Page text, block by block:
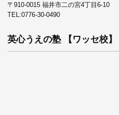
〒910-0015 福井市二の宮4丁目6-10
TEL:0776-30-0490
英心うえの塾 【ワッセ校】